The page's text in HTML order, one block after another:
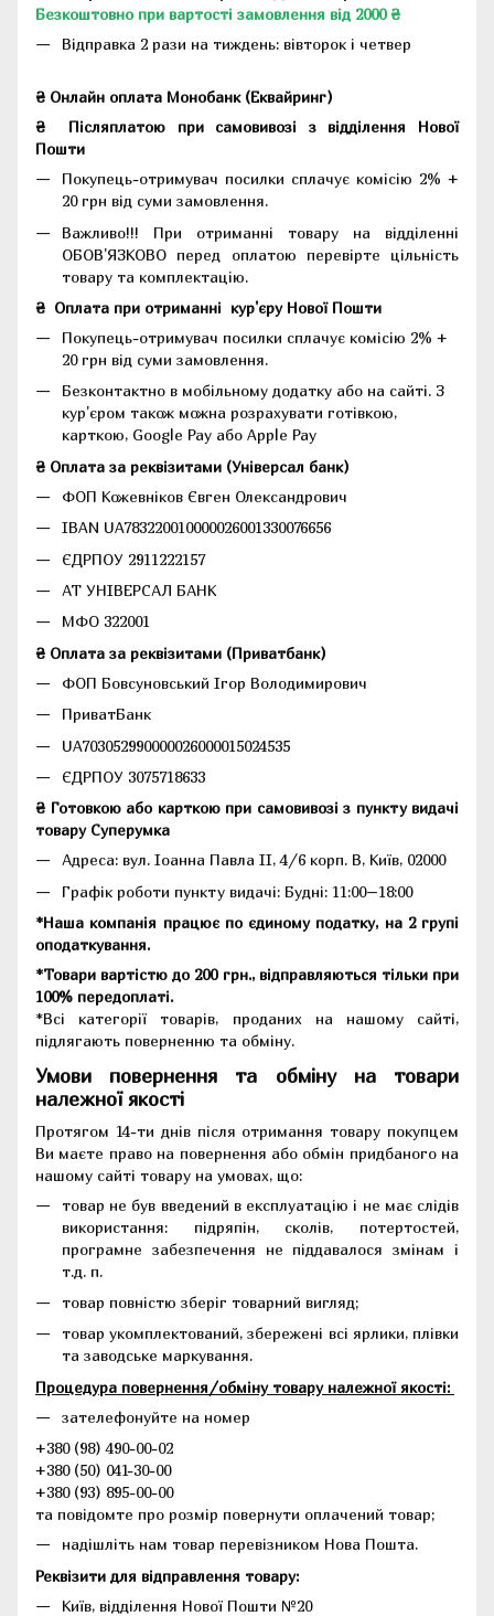
Безкоштовно при вартості замовлення від 2000 ₴
Відправка 2 рази на тиждень: вівторок і четвер
₴ Онлайн оплата Монобанк (Еквайринг)
₴
Післяплатою при самовивозі з відділення Нової
Пошти
Покупець-отримувач посилки сплачує комісію 2% +
20 грн від суми замовлення.
Важливо!!! При отриманні товару на відділенні
ОБОВ'ЯЗКОВО перед оплатою перевірте цільність
товару та комплектацію.
₴ Оплата при отриманні кур'єру Нової Пошти
Покупець-отримувач посилки сплачує комісію 2% +
20 грн від суми замовлення.
Безконтактно в мобільному додатку або на сайті. З
кур'єром також можна розрахувати готівкою,
карткою, Google Pay або Apple Pay
₴ Оплата за реквізитами (Універсал банк)
ФОП Кожевніков Євген Олександрович
IBAN UA783220010000026001330076656
ЄДРПОУ 2911222157
АТ УНІВЕРСАЛ БАНК
МФО 322001
₴ Оплата за реквізитами (Приватбанк)
ФОП Бовсуновський Ігор Володимирович
ПриватБанк
UA703052990000026000015024535
ЄДРПОУ 3075718633
₴ Готовкою або карткою при самовивозі з пункту видачі
товару Суперумка
Адреса: вул. Іоанна Павла II, 4/6 корп. В, Київ, 02000
Графік роботи пункту видачі: Будні: 11:00–18:00
*Наша компанія працює по єдиному податку, на 2 групі
оподаткування.
*Товари вартістю до 200 грн., відправляються тільки при
100% передоплаті.
*Всі категорії товарів, проданих на нашому сайті,
підлягають поверненню та обміну.
Умови повернення та обміну на товари
належної якості
Протягом 14-ти днів після отримання товару покупцем
Ви маєте право на повернення або обмін придбаного на
нашому сайті товару на умовах, що:
товар не був введений в експлуатацію і не має слідів
використання: підряпін, сколів, потертостей,
програмне забезпечення не піддавалося змінам і
т.д. п.
товар повністю зберіг товарний вигляд;
товар укомплектований, збережені всі ярлики, плівки
та заводське маркування.
Процедура повернення/обміну товару належної якості:
зателефонуйте на номер
+380 (98) 490-00-02
+380 (50) 041-30-00
+380 (93) 895-00-00
та повідомте про розмір повернути оплачений товар;
надішліть нам товар перевізником Нова Пошта.
Реквізити для відправлення товару:
Київ, відділення Нової Пошти №20